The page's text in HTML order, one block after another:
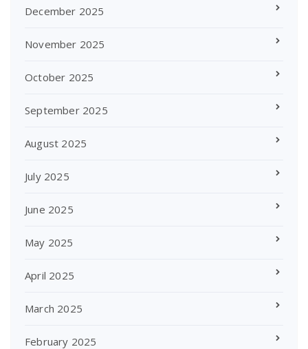
December 2025
November 2025
October 2025
September 2025
August 2025
July 2025
June 2025
May 2025
April 2025
March 2025
February 2025